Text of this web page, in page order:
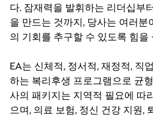
다. 잠재력을 발휘하는 리더십부
을 만드는 것까지, 당사는 여러
의 기회를 추구할 수 있도록 힘을
EA는 신체적, 정서적, 재정적, 직
하는 복리후생 프로그램으로 균
사의 패키지는 지역적 필요에 따
으며, 의료 보험, 정신 건강 지원,